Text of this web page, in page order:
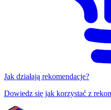
Jak działają rekomendacje?
Dowiedz się jak korzystać z